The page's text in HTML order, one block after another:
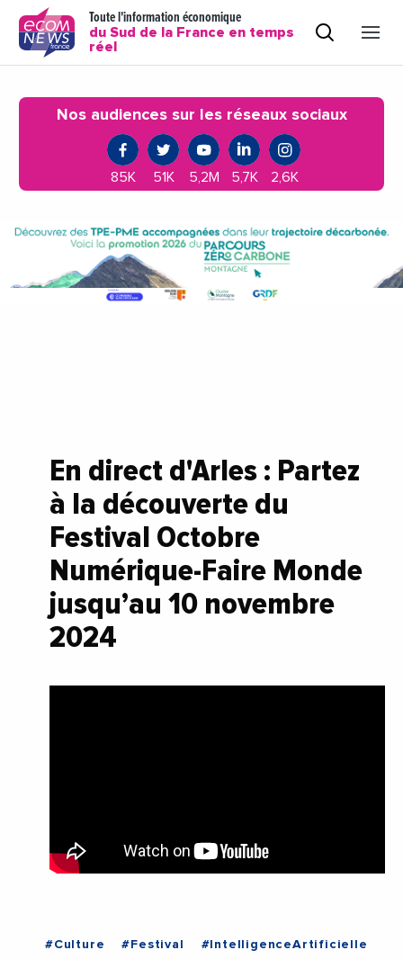
Toute l'information économique
du Sud de la France en temps
réel
Nos audiences sur les réseaux sociaux
85K 51K 5,2M 5,7K 2,6K
En direct d'Arles : Partez
à la découverte du
Festival Octobre
Numérique-Faire Monde
jusqu’au 10 novembre
2024
#Culture #Festival
#IntelligenceArtificielle